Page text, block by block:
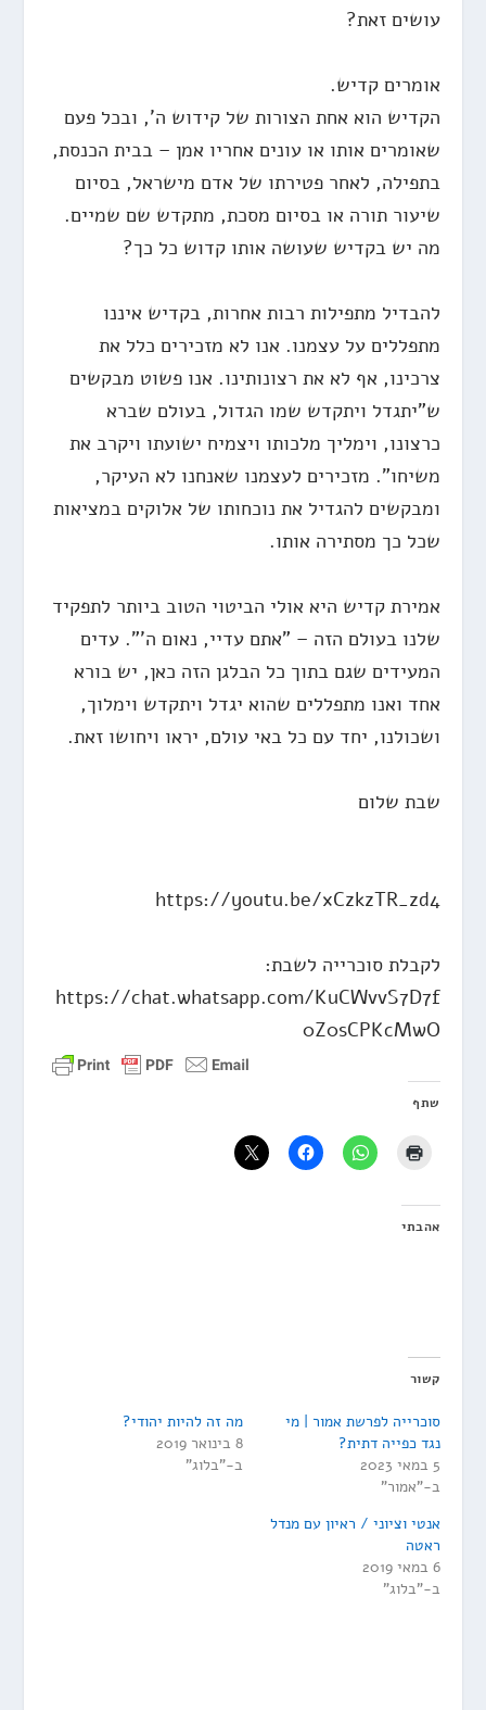
עושים זאת?
אומרים קדיש.
הקדיש הוא אחת הצורות של קידוש ה', ובכל פעם
שאומרים אותו או עונים אחריו אמן – בבית הכנסת,
בתפילה, לאחר פטירתו של אדם מישראל, בסיום
שיעור תורה או בסיום מסכת, מתקדש שם שמיים.
מה יש בקדיש שעושה אותו קדוש כל כך?
להבדיל מתפילות רבות אחרות, בקדיש איננו
מתפללים על עצמנו. אנו לא מזכירים כלל את
צרכינו, אף לא את רצונותינו. אנו פשוט מבקשים
ש"יתגדל ויתקדש שמו הגדול, בעולם שברא
כרצונו, וימליך מלכותו ויצמיח ישועתו ויקרב את
משיחו". מזכירים לעצמנו שאנחנו לא העיקר,
ומבקשים להגדיל את נוכחותו של אלוקים במציאות
שכל כך מסתירה אותו.
אמירת קדיש היא אולי הביטוי הטוב ביותר לתפקיד
שלנו בעולם הזה – "אתם עדיי, נאום ה'". עדים
המעידים שגם בתוך כל הבלגן הזה כאן, יש בורא
אחד ואנו מתפללים שהוא יגדל ויתקדש וימלוך,
ושכולנו, יחד עם כל באי עולם, יראו ויחושו זאת.
שבת שלום
https://youtu.be/xCzkzTR_zd4
לקבלת סוכרייה לשבת:
https://chat.whatsapp.com/KuCWvvS7D7f
0Z0sCPKcMwO
שתף
אהבתי
קשור
סוכרייה לפרשת אמור | מי
נגד כפייה דתית?
5 במאי 2023
ב-"אמור"
מה זה להיות יהודי?
8 בינואר 2019
ב-"בלוג"
אנטי וציוני / ראיון עם מנדל
ראטה
6 במאי 2019
ב-"בלוג"